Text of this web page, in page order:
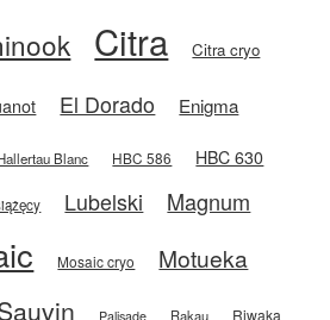
Citra Citra cryo
El Dorado Enigma
Blanc HBC 586 HBC 630
Lubelski
Magnum
Mosaic cryo Motueka
Palisade Rakau Riwaka